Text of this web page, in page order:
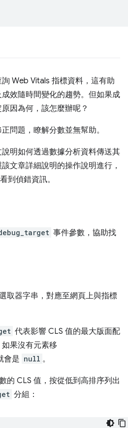
Web Vitals 指標資料，這有助
效隨時間變化的趨勢。但如果成
因為何，該怎麼辦呢？
問題，瞭解分數並無幫助。
說明如何透過數據分析資料傳送其
文章詳細說明的操作說明進行，
到偵錯資訊。
事件參數，協助找
取器字串，對應至網頁上與指標
代表影響 CLS 值的最大版面配
果沒有元素移
會是 null 。
的 CLS 值，按從低到高排序列出
分組：